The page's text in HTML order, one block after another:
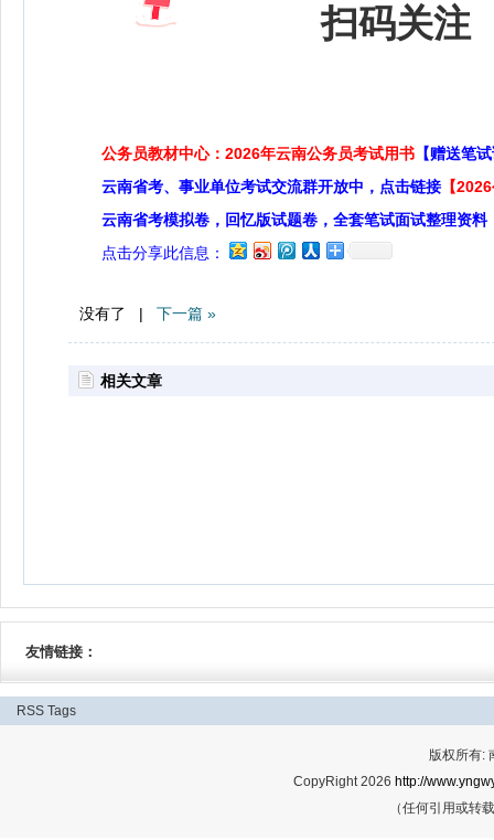
扫码关注
公务员教材中心：2026年云南公务员考试用书 【赠送笔
云南省考、事业单位考试交流群开放中，点击链接 【
云南省考模拟卷，回忆版试题卷，全套笔试面试整理资料
点击分享此信息：
没有了 | 下一篇 »
相关文章
友情链接：
RSS Tags
版权所有:
CopyRight 2026 http://
（任何引用或转